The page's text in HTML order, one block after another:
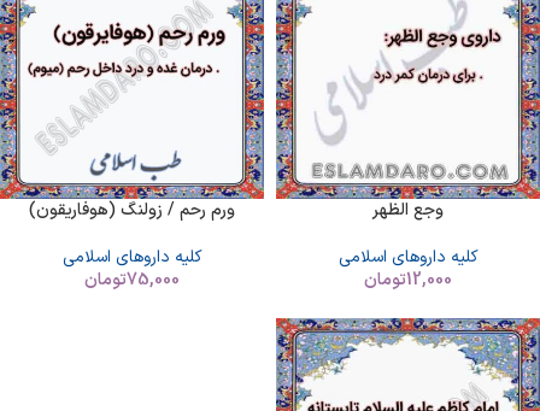
وجع الظهر
کلیه داروهای اسلامی
12,000تومان
ورم رحم / زولنگ (هوفاریقون)
کلیه داروهای اسلامی
75,000تومان